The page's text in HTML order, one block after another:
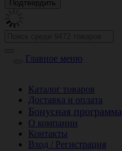
Главное меню
Каталог товаров
Доставка и оплата
Бонусная программа
О компании
Контакты
Вход / Регистрация